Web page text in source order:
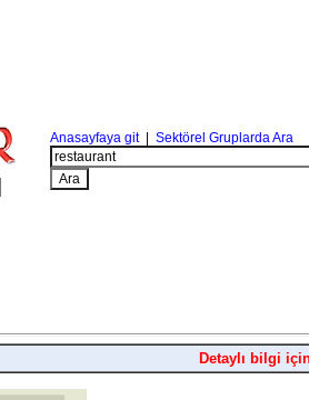
Anasayfaya git| Sektörel Gruplarda Ara
Detaylı bilgi